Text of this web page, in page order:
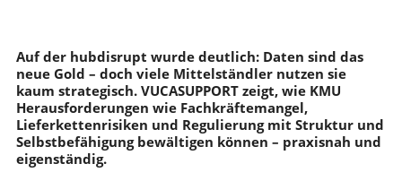
Auf der hubdisrupt wurde deutlich: Daten sind das
neue Gold – doch viele Mittelständler nutzen sie
kaum strategisch. VUCASUPPORT zeigt, wie KMU
Herausforderungen wie Fachkräftemangel,
Lieferkettenrisiken und Regulierung mit Struktur und
Selbstbefähigung bewältigen können – praxisnah und
eigenständig.